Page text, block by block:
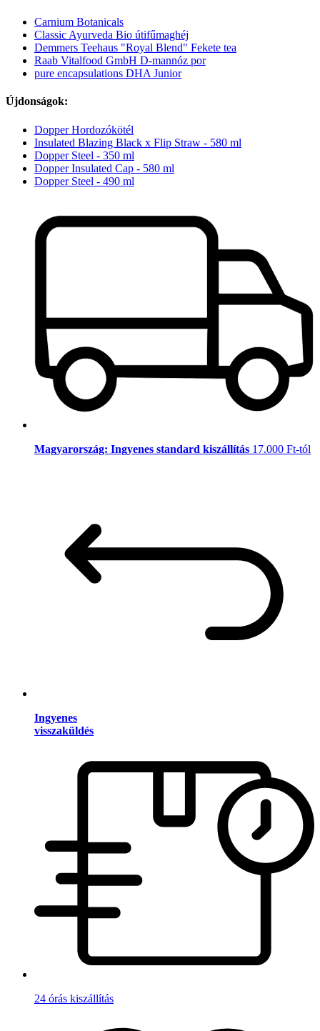
Carnium Botanicals
Classic Ayurveda Bio útifűmaghéj
Demmers Teehaus "Royal Blend" Fekete tea
Raab Vitalfood GmbH D-mannóz por
pure encapsulations DHA Junior
Újdonságok:
Dopper Hordozókötél
Insulated Blazing Black x Flip Straw - 580 ml
Dopper Steel - 350 ml
Dopper Insulated Cap - 580 ml
Dopper Steel - 490 ml
Magyarország: Ingyenes standard kiszállítás 17.000 Ft-tól
Ingyenes
visszaküldés
24 órás kiszállítás